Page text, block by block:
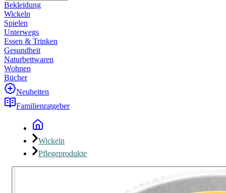
Bekleidung
Wickeln
Spielen
Unterwegs
Essen & Trinken
Gesundheit
Naturbettwaren
Wohnen
Bücher
Neuheiten
Familienratgeber
Wickeln
Pflegeprodukte